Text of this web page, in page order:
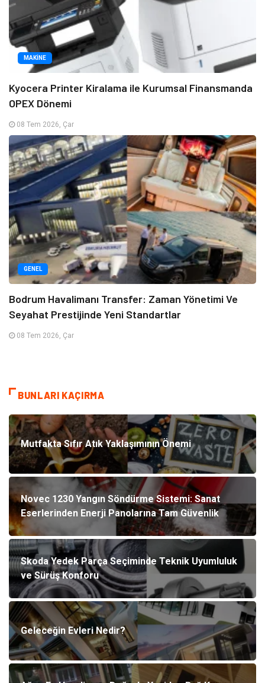
MAKINE
Kyocera Printer Kiralama ile Kurumsal Finansmanda
OPEX Dönemi
08 Tem 2026, Çar
GENEL
Bodrum Havalimanı Transfer: Zaman Yönetimi Ve
Seyahat Prestijinde Yeni Standartlar
08 Tem 2026, Çar
BUNLARI KAÇIRMA
Mutfakta Sıfır Atık Yaklaşımının Önemi
Novec 1230 Yangın Söndürme Sistemi: Sanat
Eserlerinden Enerji Panolarına Tam Güvenlik
Skoda Yedek Parça Seçiminde Teknik Uyumluluk
ve Sürüş Konforu
Geleceğin Evleri Nedir?